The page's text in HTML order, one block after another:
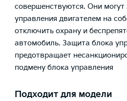
совершенствуются. Они
управления двигателем на
отключить охрану и
автомобиль. Защита блока
предотвращает
подмену блока управления
Подходит для модели